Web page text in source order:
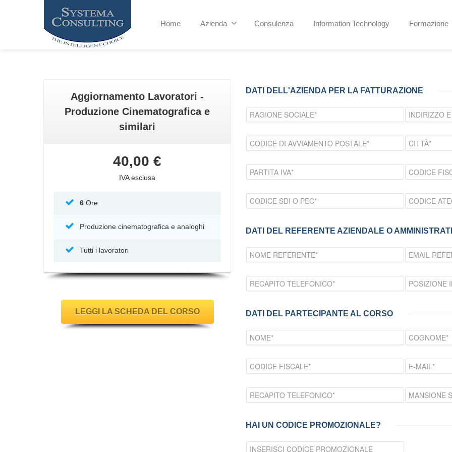
Home Azienda Consulenza Information Technology Formazione
Aggiornamento Lavoratori -
Produzione Cinematografica e
similari
40,00 €
IVA esclusa
6 Ore
Produzione cinematografica e analoghi
Tutti i lavoratori
LEGGI LA SCHEDA DEL CORSO
DATI DELL'AZIENDA PER LA FATTURAZIONE
DATI DEL REFERENTE AZIENDALE O
DATI DEL PARTECIPANTE AL CORSO
HAI UN CODICE PROMOZIONALE?